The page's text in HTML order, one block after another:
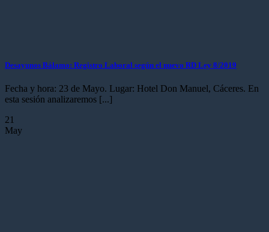
Desayunos Bálamo: Registro Laboral según el nuevo RD Ley 8/2019
Fecha y hora: 23 de Mayo. Lugar: Hotel Don Manuel, Cáceres. En
esta sesión analizaremos [...]
21
May